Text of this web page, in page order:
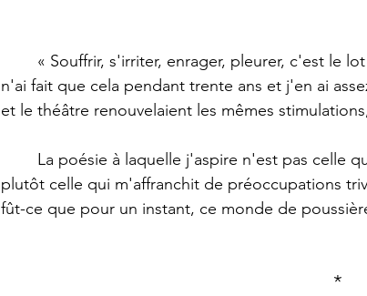
n'ai fait que cela pendant trente ans et j'en ai
et le théâtre renouvelaient les mêmes
plutôt celle qui m'affranchit de préoccupations
fût-ce que pour un instant, ce monde de
*